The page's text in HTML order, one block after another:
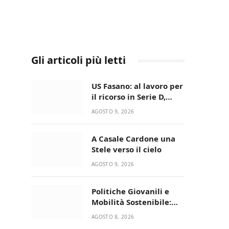
Gli articoli più letti
US Fasano: al lavoro per
il ricorso in Serie D,
nessun caso-calciatori
AGOSTO 9, 2026
A Casale Cardone una
Stele verso il cielo
AGOSTO 9, 2026
Politiche Giovanili e
Mobilità Sostenibile:
premiati gli studenti
AGOSTO 8, 2026